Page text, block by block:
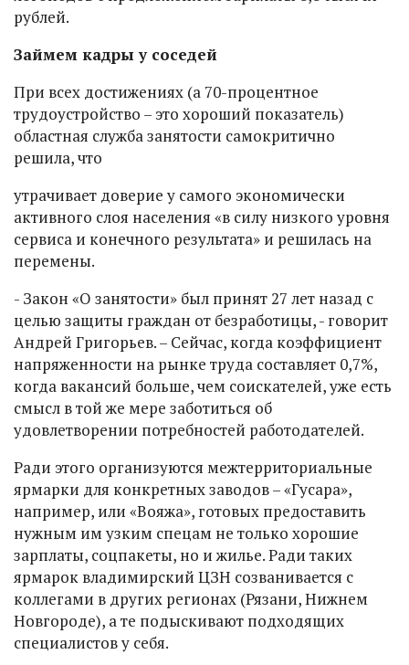
рублей.
Займем кадры у соседей
При всех достижениях (а 70-процентное
трудоустройство – это хороший показатель)
областная служба занятости самокритично
решила, что
утрачивает доверие у самого экономически
активного слоя населения «в силу низкого уровня
сервиса и конечного результата» и решилась на
перемены.
- Закон «О занятости» был принят 27 лет назад с
целью защиты граждан от безработицы, - говорит
Андрей Григорьев. – Сейчас, когда коэффициент
напряженности на рынке труда составляет 0,7%,
когда вакансий больше, чем соискателей, уже есть
смысл в той же мере заботиться об
удовлетворении потребностей работодателей.
Ради этого организуются межтерриториальные
ярмарки для конкретных заводов – «Гусара»,
например, или «Вояжа», готовых предоставить
нужным им узким спецам не только хорошие
зарплаты, соцпакеты, но и жилье. Ради таких
ярмарок владимирский ЦЗН созванивается с
коллегами в других регионах (Рязани, Нижнем
Новгороде), а те подыскивают подходящих
специалистов у себя.